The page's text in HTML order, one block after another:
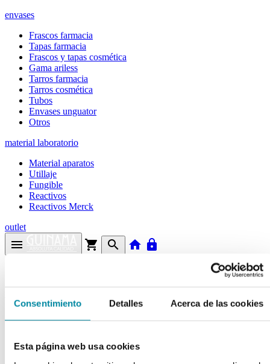
Consentimiento Detalles Acerca de las cookies
Esta página web usa cookies
envases
Frascos farmacia
Tapas farmacia
Frascos y tapas cosmética
Gama ariless
Tarros farmacia
Tarros cosmética
Tubos
Envases unguator
Otros
material laboratorio
Material aparatos
Utillaje
Fungible
Reactivos
Reactivos Merck
outlet
menu shopping_cart search home lock
arrow_backFicha de producto